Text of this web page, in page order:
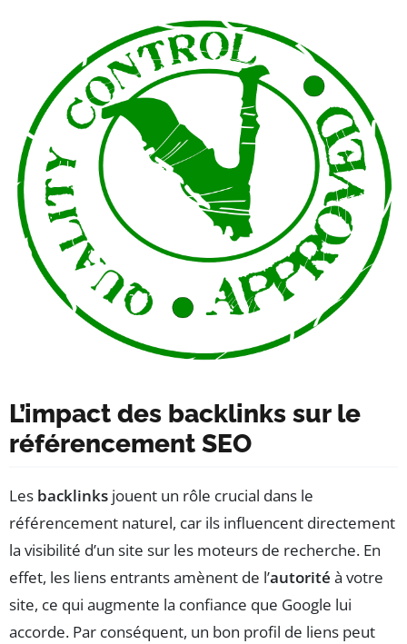
L’impact des backlinks sur le
référencement SEO
Les backlinks jouent un rôle crucial dans le
référencement naturel, car ils influencent directement
la visibilité d’un site sur les moteurs de recherche. En
effet, les liens entrants amènent de l’autorité à votre
site, ce qui augmente la confiance que Google lui
accorde. Par conséquent, un bon profil de liens peut